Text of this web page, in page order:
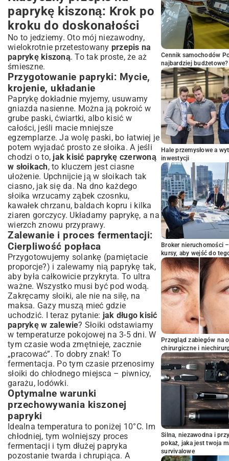
paprykę kiszoną: Krok po
kroku do doskonałości
No to jedziemy. Oto mój niezawodny,
wielokrotnie przetestowany przepis na
paprykę kiszoną. To tak proste, że aż
śmieszne.
Przygotowanie papryki: Mycie,
krojenie, układanie
Paprykę dokładnie myjemy, usuwamy
gniazda nasienne. Można ją pokroić w
grube paski, ćwiartki, albo kisić w
całości, jeśli macie mniejsze
egzemplarze. Ja wolę paski, bo łatwiej je
potem wyjadać prosto ze słoika. A jeśli
chodzi o to, jak kisić paprykę czerwoną
w słoikach, to kluczem jest ciasne
ułożenie. Upchnijcie ją w słoikach tak
ciasno, jak się da. Na dno każdego
słoika wrzucamy ząbek czosnku,
kawałek chrzanu, baldach kopru i kilka
ziaren gorczycy. Układamy paprykę, a na
wierzch znowu przyprawy.
Zalewanie i proces fermentacji:
Cierpliwość popłaca
Przygotowujemy solankę (pamiętacie
proporcje?) i zalewamy nią paprykę tak,
aby była całkowicie przykryta. To ultra
ważne. Wszystko musi być pod wodą.
Zakręcamy słoiki, ale nie na siłę, na
maksa. Gazy muszą mieć gdzie
uchodzić. I teraz pytanie: jak długo kisić
paprykę w zalewie? Słoiki odstawiamy
w temperaturze pokojowej na 3-5 dni. W
tym czasie woda zmętnieje, zacznie
„pracować”. To dobry znak! To
fermentacja. Po tym czasie przenosimy
słoiki do chłodnego miejsca – piwnicy,
garażu, lodówki.
Optymalne warunki
przechowywania kiszonej
papryki
Idealna temperatura to poniżej 10°C. Im
chłodniej, tym wolniejszy proces
fermentacji i tym dłużej papryka
pozostanie twarda i chrupiąca. A
Cennik samochodów
najbardziej budżetowe?
Hale przemysłowe a
inwestycji
Broker nieruchomości
kursy, aby wejść do
Przegląd zabiegów na
chirurgiczne i
Silna, niezawodna i
pokaż, jaka jest twoja
survivalowe